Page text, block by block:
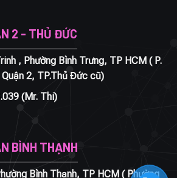
2 - THỦ ĐỨC
, Phường Bình Trưng, TP HCM ( P.
2, TP.Thủ Đức cũ)
(Mr. Thi)
BÌNH THẠNH
Bình Thạnh, TP HCM ( Phường